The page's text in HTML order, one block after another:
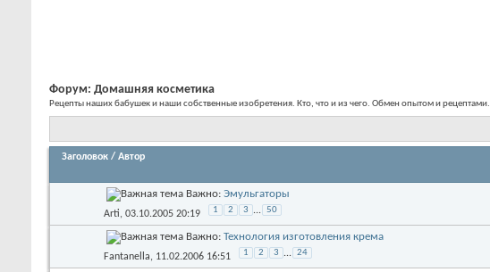
Форум: Домашняя косметика
Рецепты наших бабушек и наши собственные изобретения. Кто, что и из чего. Обмен опытом и рецептами.
Заголовок / Автор
Важно: Эмульгаторы
Arti, 03.10.2005 20:19 1 2 3 ... 50
Важно: Технология изготовления крема
Fantanella, 11.02.2006 16:51 1 2 3 ... 24